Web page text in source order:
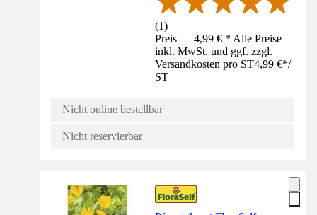
(1)
Preis — 4,99 € * Alle Preise
inkl. MwSt. und ggf. zzgl.
Versandkosten pro ST4,99 €*/
ST
Nicht online bestellbar
Nicht reservierbar